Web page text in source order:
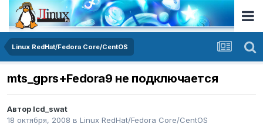
Linux RedHat/Fedora Core/CentOS
mts_gprs+Fedora9 не подключается
Автор lcd_swat
18 октября, 2008 в Linux RedHat/Fedora Core/CentOS